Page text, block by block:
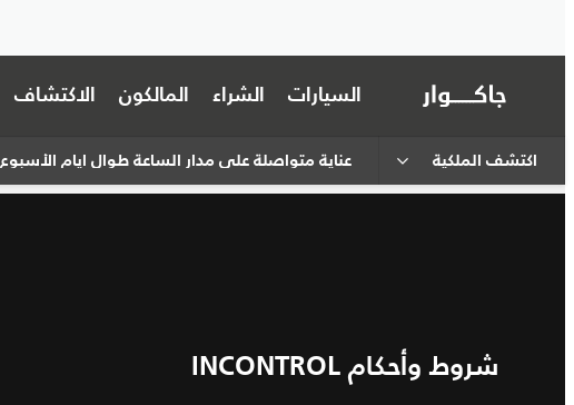
السيارات الشراء المالكون الاكتشاف
اكتشف الملكية عناية متواصلة على مدار الساعة طوال أيام الأسبوع
شروط وأحكام INCONTROL